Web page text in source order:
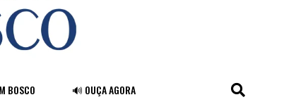
BOSCO 🔊 OUÇA AGORA